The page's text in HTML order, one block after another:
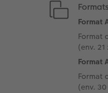
Format
Format
(env.
Format
Format
(env.